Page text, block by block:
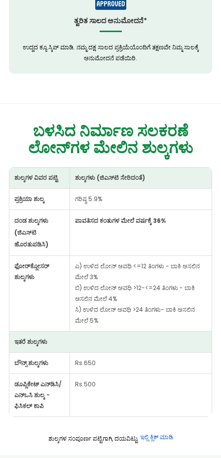
ತ್ವರಿತ ಸಾಲದ ಅನುಮೋದನೆ*
ಉದ್ದದ ಕ್ಯೂ ಸ್ಕಿಪ್ ಮಾಡಿ. ನಮ್ಮ ದಕ್ಷ ಸಾಲದ ಪ್ರಕ್ರಿಯೆಯೊಂದಿಗೆ ತಕ್ಷಣವೇ ನಿಮ್ಮ ಸಾಲಕ್ಕೆ
ಅನುಮೋದನೆ ಪಡೆಯಿರಿ.
ಬಳಸಿದ ನಿರ್ಮಾಣ ಸಲಕರಣೆ
ಲೋನ್‌ಗಳ ಮೇಲಿನ ಶುಲ್ಕಗಳು
ಶುಲ್ಕಗಳ ವಿವರ ಪಟ್ಟಿ ಶುಲ್ಕಗಳು (ಜಿಎಸ್‌ಟಿ ಸೇರಿದಂತೆ)
ಪ್ರಕ್ರಿಯಾ ಶುಲ್ಕ ಗರಿಷ್ಠ 5.9%
ದಂಡ ಶುಲ್ಕಗಳು
(ಜಿಎಸ್‌ಟಿ
ಹೊರತುಪಡಿಸಿ)
ಪಾವತಿಸದ ಕಂತುಗಳ ಮೇಲೆ ವರ್ಷಕ್ಕೆ 36%
ಫೋರ್‌ಕ್ಲೋಸರ್
ಶುಲ್ಕಗಳು
ಎ) ಉಳಿದ ಲೋನ್ ಅವಧಿ <=12 ತಿಂಗಳು - ಬಾಕಿ ಅಸಲಿನ
ಮೇಲೆ 3%
ಬಿ) ಉಳಿದ ಲೋನ್ ಅವಧಿ >12-<=24 ತಿಂಗಳು - ಬಾಕಿ
ಅಸಲಿನ ಮೇಲೆ 4%
ಸಿ) ಉಳಿದ ಲೋನ್ ಅವಧಿ >24 ತಿಂಗಳು- ಬಾಕಿ ಅಸಲಿನ
ಮೇಲೆ 5%
ಇತರೆ ಶುಲ್ಕಗಳು
ಬೌನ್ಸ್ ಶುಲ್ಕಗಳು Rs.650
ಡೂಪ್ಲಿಕೇಟ್ ಎನ್‌ಡಿಸಿ/
ಎನ್‌ಒಸಿ ಶುಲ್ಕ -
ಫಿಸಿಕಲ್ ಕಾಪಿ
Rs.500
ಶುಲ್ಕಗಳ ಸಂಪೂರ್ಣ ಪಟ್ಟಿಗಾಗಿ, ದಯವಿಟ್ಟು ಇಲ್ಲಿ ಕ್ಲಿಕ್ ಮಾಡಿ